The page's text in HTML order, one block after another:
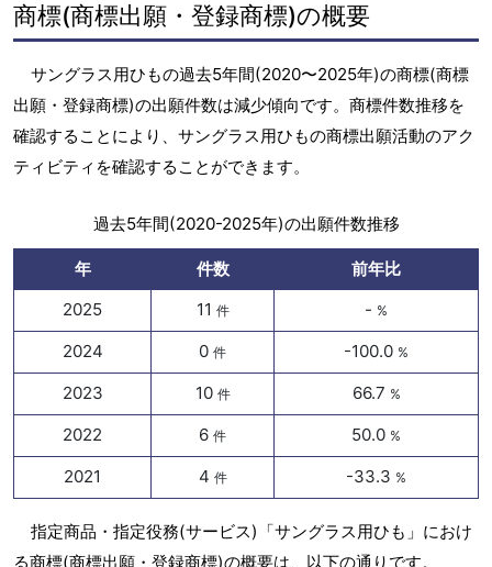
商標(商標出願・登録商標)の概要
サングラス用ひもの過去5年間(2020〜2025年)の商標(商標
出願・登録商標)の出願件数は減少傾向です。商標件数推移を
確認することにより、サングラス用ひもの商標出願活動のアク
ティビティを確認することができます。
過去5年間(2020-2025年)の出願件数推移
年 件数
前年比
2025
11 件 - %
2024 0 件 -100.0 %
2023 10 件 66.7 %
2022 6 件 50.0 %
2021 4 件 -33.3 %
指定商品・指定役務(サービス)「サングラス用ひも」におけ
る商標(商標出願・登録商標)の概要は、以下の通りです。